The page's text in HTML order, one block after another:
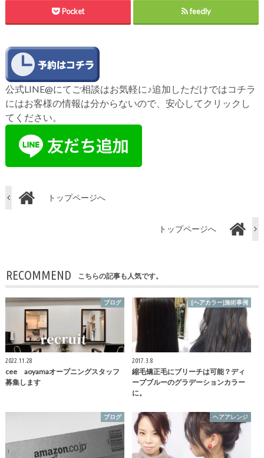
Pocket feedly
公式LINE@にてご相談はお気軽に♪追加しただけではコチラ
にはお客様の情報は分からないので、安心してクリックし
てください。
トップページへ
トップページへ
RECOMMEND こちらの記事も人気です。
ブログ
2022.11.28
cee aoyamaオープニングスタッフ
募集します
[ヘアカラー]施術事例
2017.3.8
縮毛矯正毛にブリーチは可能？ディ
ープブルーのグラデーションカラー
に。
ブログ ヘアアレンジ